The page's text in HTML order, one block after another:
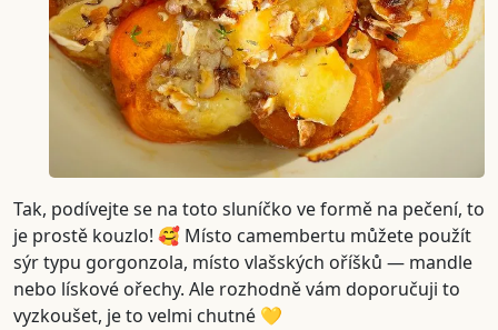
Tak, podívejte se na toto sluníčko ve formě na pečení, to
je prostě kouzlo! 🥰 Místo camembertu můžete použít
sýr typu gorgonzola, místo vlašských oříšků — mandle
nebo lískové ořechy. Ale rozhodně vám doporučuji to
vyzkoušet, je to velmi chutné 💛